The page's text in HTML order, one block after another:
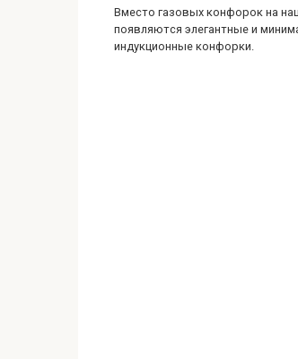
Вместо газовых конфорок на
появляются элегантные и
индукционные конфорки.